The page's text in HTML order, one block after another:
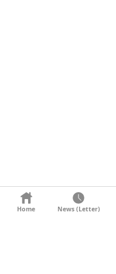
KONTAKT
Home News (Letter)